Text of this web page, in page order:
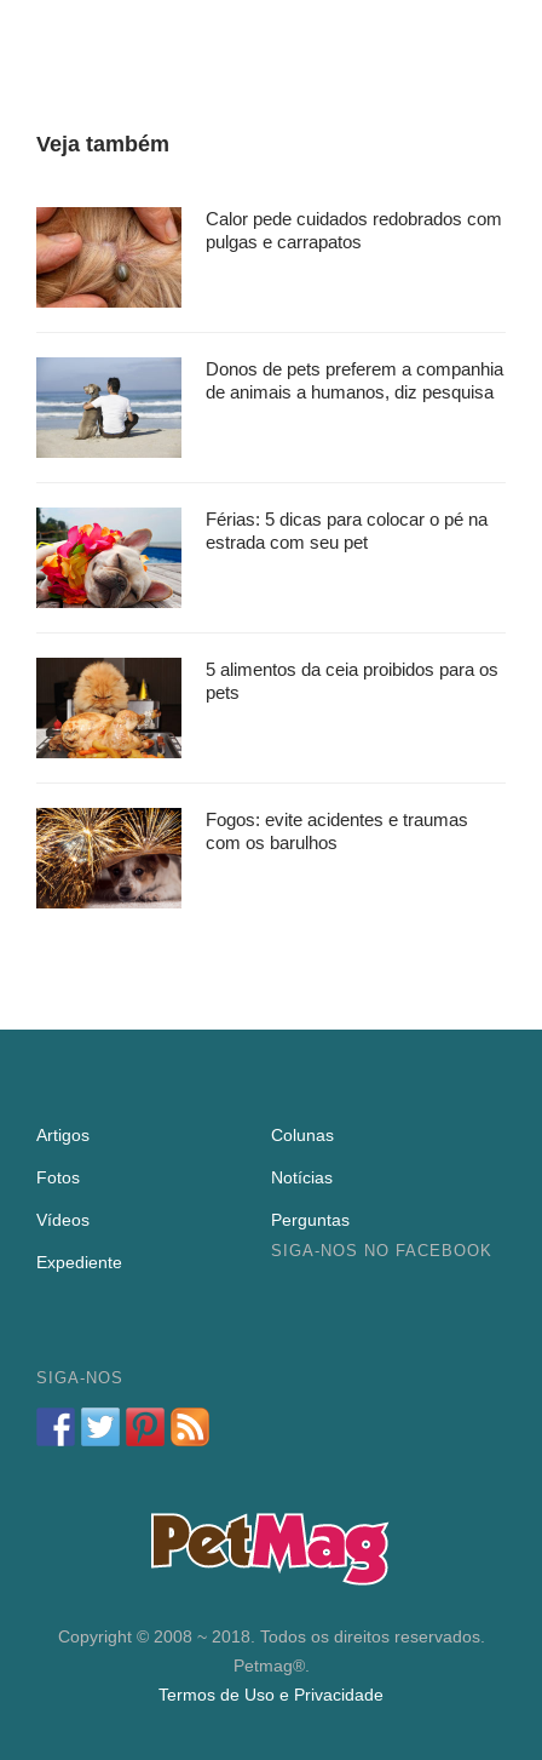
Veja também
Calor pede cuidados redobrados com
pulgas e carrapatos
Donos de pets preferem a companhia
de animais a humanos, diz pesquisa
Férias: 5 dicas para colocar o pé na
estrada com seu pet
5 alimentos da ceia proibidos para os
pets
Fogos: evite acidentes e traumas
com os barulhos
Artigos Colunas
Fotos Notícias
Vídeos Perguntas
Expediente
SIGA-NOS NO FACEBOOK
SIGA-NOS
Copyright © 2008 ~ 2018. Todos os direitos reservados.
Petmag®.
Termos de Uso e Privacidade